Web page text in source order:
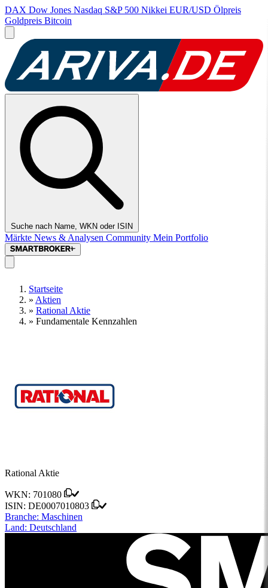
DAX Dow Jones Nasdaq S&P 500 Nikkei EUR/USD Ölpreis
Goldpreis Bitcoin
Suche nach Name, WKN oder ISIN
Märkte News & Analysen Community Mein Portfolio
Startseite
» Aktien
» Rational Aktie
» Fundamentale Kennzahlen
Rational Aktie
WKN: 701080
ISIN: DE0007010803
Branche: Maschinen
Land: Deutschland